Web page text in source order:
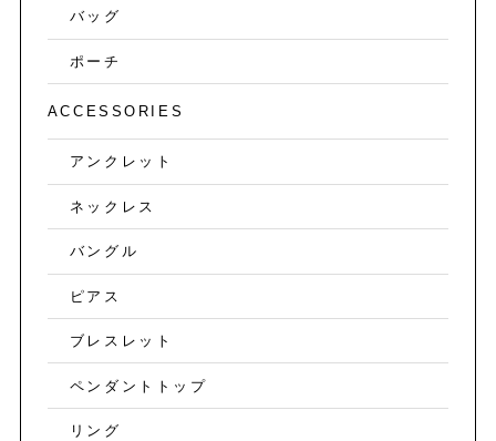
バッグ
ポーチ
ACCESSORIES
アンクレット
ネックレス
バングル
ピアス
ブレスレット
ペンダントトップ
リング